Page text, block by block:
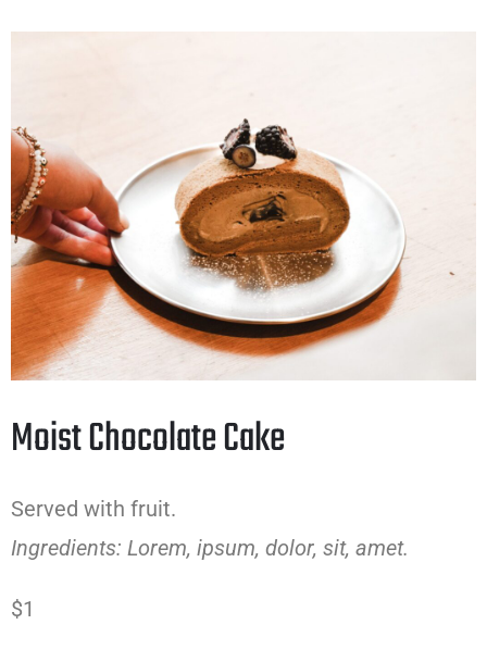
Moist Chocolate Cake
Served with fruit.
Ingredients: Lorem, ipsum, dolor, sit, amet.
$1